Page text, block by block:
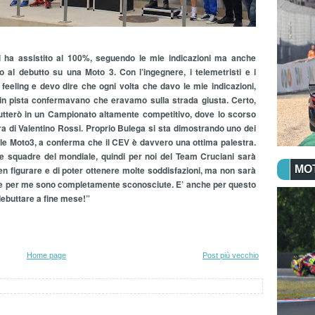
assistito al 100%, seguendo le mie indicazioni ma anche
al debutto su una Moto 3. Con l’ingegnere, i telemetristi e i
e devo dire che ogni volta che davo le mie indicazioni,
pista confermavano che eravamo sulla strada giusta. Certo,
in un Campionato altamente competitivo, dove lo scorso
di Valentino Rossi. Proprio Bulega si sta dimostrando uno dei
Moto3, a conferma che il CEV è davvero una ottima palestra.
squadre del mondiale, quindi per noi del Team Cruciani sarà
figurare e di poter ottenere molte soddisfazioni, ma non sarà
me sono completamente sconosciute. E’ anche per questo
a fine mese!”
Post più vecchio
Home page